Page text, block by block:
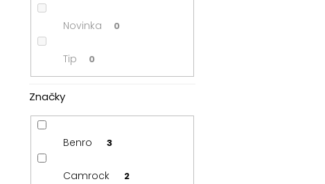
Novinka 0
Tip 0
Značky
Benro 3
Camrock 2